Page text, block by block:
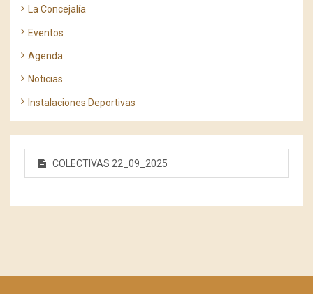
La Concejalía
Eventos
Agenda
Noticias
Instalaciones Deportivas
COLECTIVAS 22_09_2025